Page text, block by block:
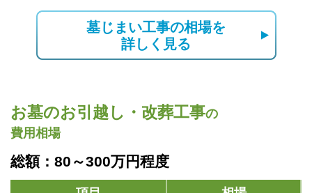
墓じまい工事の相場を
詳しく見る
お墓のお引越し・改葬工事の
費用相場
総額：80～300万円程度